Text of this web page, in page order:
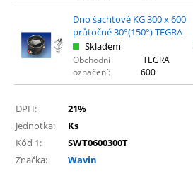
Dno šachtové KG 300 x 600
průtočné 30°(150°) TEGRA
Skladem
Obchodní
označení:
TEGRA
600
DPH:
21%
Jednotka:
Ks
Kód 1:
SWT0600300T
Značka:
Wavin